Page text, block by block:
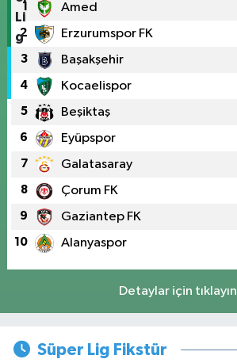
1 Amed
2 Erzurumspor FK
3 Başakşehir
4 Kocaelispor
5 Beşiktaş
6 Eyüpspor
7 Galatasaray
8 Çorum FK
9 Gaziantep FK
10 Alanyaspor
Detaylar için tıklayın
Süper Lig Fikstür